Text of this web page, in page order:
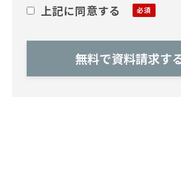
上記に同意する